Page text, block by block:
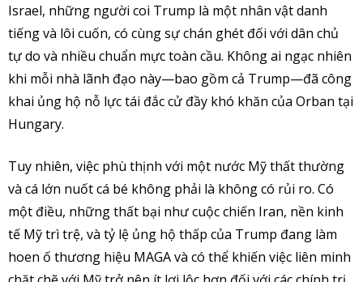
Israel, những người coi Trump là một nhân vật danh
tiếng và lôi cuốn, có cùng sự chán ghét đối với dân chủ
tự do và nhiều chuẩn mực toàn cầu. Không ai ngạc nhiên
khi mỗi nhà lãnh đạo này—bao gồm cả Trump—đã công
khai ủng hộ nỗ lực tái đắc cử đầy khó khăn của Orban tại
Hungary.
Tuy nhiên, việc phù thịnh với một nước Mỹ thất thường
và cá lớn nuốt cá bé không phải là không có rủi ro. Có
một điều, những thất bại như cuộc chiến Iran, nền kinh
tế Mỹ trì trệ, và tỷ lệ ủng hộ thấp của Trump đang làm
hoen ố thương hiệu MAGA và có thể khiến việc liên minh